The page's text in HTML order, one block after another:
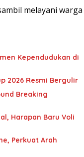
melayani warga
Kependudukan di
2026 Resmi Bergulir
Breaking
Harapan Baru Voli
Perkuat Arah